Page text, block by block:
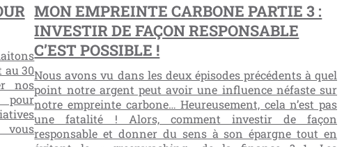
au 30
nos
pour
MON EMPREINTE CARBONE PARTIE 3 :
INVESTIR DE FAÇON RESPONSABLE
C’EST POSSIBLE !
Nous avons vu dans les deux épisodes précédents à quel
point notre argent peut avoir une influence néfaste sur
notre empreinte carbone… Heureusement, cela n’est pas
une fatalité ! Alors, comment investir de façon
responsable et donner du sens à son épargne tout en